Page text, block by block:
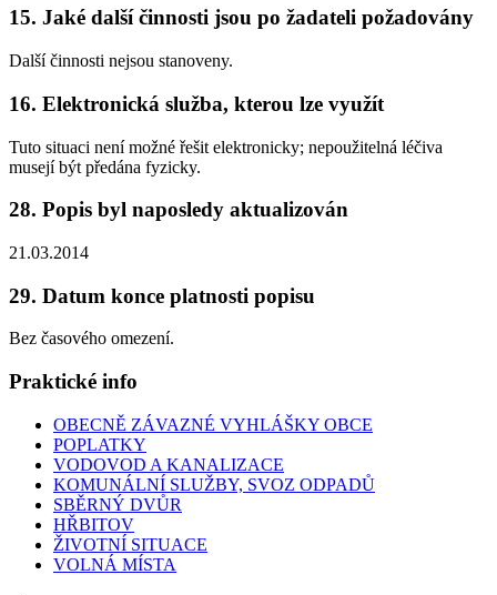
15. Jaké další činnosti jsou po žadateli požadovány
Další činnosti nejsou stanoveny.
16. Elektronická služba, kterou lze využít
Tuto situaci není možné řešit elektronicky; nepoužitelná léčiva
musejí být předána fyzicky.
28. Popis byl naposledy aktualizován
21.03.2014
29. Datum konce platnosti popisu
Bez časového omezení.
Praktické info
OBECNĚ ZÁVAZNÉ VYHLÁŠKY OBCE
POPLATKY
VODOVOD A KANALIZACE
KOMUNÁLNÍ SLUŽBY, SVOZ ODPADŮ
SBĚRNÝ DVŮR
HŘBITOV
ŽIVOTNÍ SITUACE
VOLNÁ MÍSTA